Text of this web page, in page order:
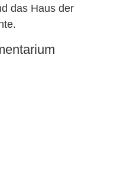
das Haus der